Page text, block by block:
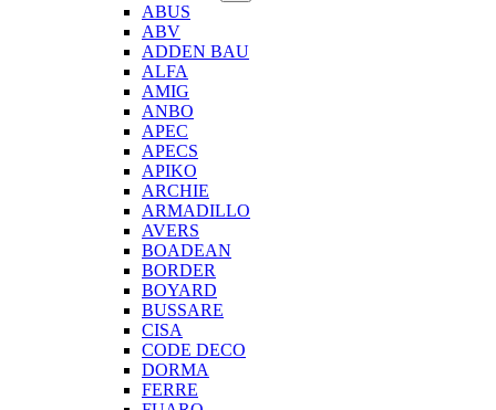
ABUS
ABV
ADDEN BAU
ALFA
AMIG
ANBO
APEC
APECS
APIKO
ARCHIE
ARMADILLO
AVERS
BOADEAN
BORDER
BOYARD
BUSSARE
CISA
CODE DECO
DORMA
FERRE